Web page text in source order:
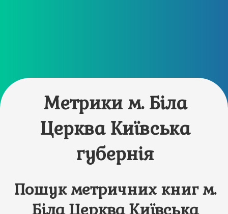
Метрики м. Біла
Церква Київська
губернія
Пошук метричних книг м.
Біла Церква Київська